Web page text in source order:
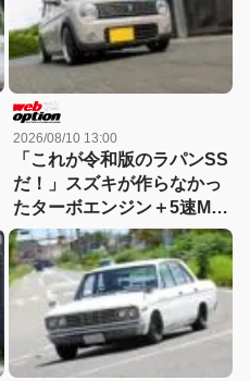
2026/08/10 13:00
「これが令和版のラパンSS
だ！」スズキが作らなかっ
たターボエンジン＋5速MT
仕様が魅力的すぎる